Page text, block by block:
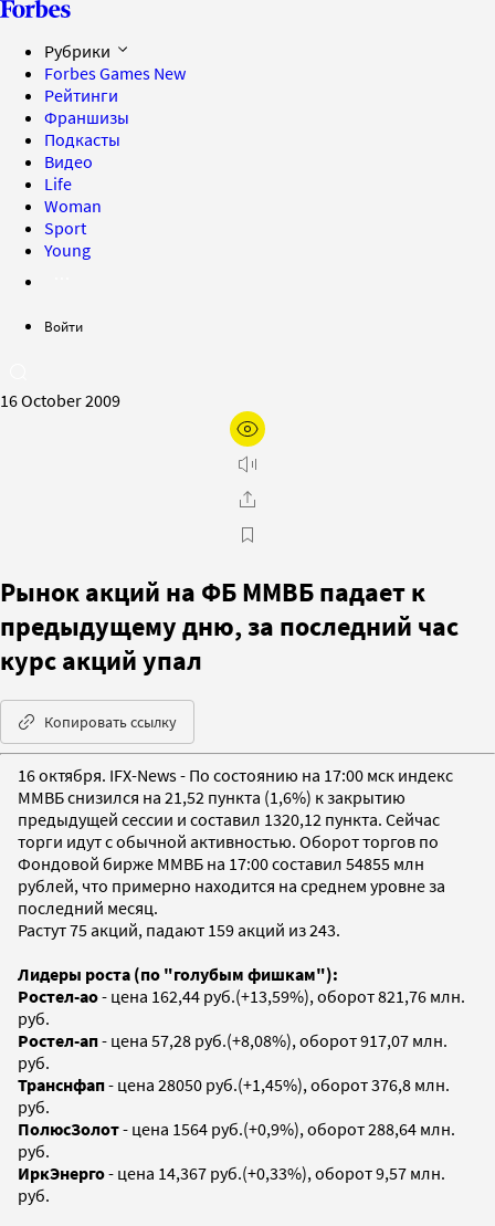
Рубрики
Forbes Games New
Рейтинги
Франшизы
Подкасты
Видео
Life
Woman
Sport
Young
Войти
16 October 2009
Рынок акций на ФБ ММВБ падает к
предыдущему дню, за последний час
курс акций упал
Копировать ссылку
16 октября. IFX-News - По состоянию на 17:00 мск индекс
ММВБ снизился на 21,52 пункта (1,6%) к закрытию
предыдущей сессии и составил 1320,12 пункта. Сейчас
торги идут с обычной активностью. Оборот торгов по
Фондовой бирже ММВБ на 17:00 составил 54855 млн
рублей, что примерно находится на среднем уровне за
последний месяц.
Растут 75 акций, падают 159 акций из 243.
Лидеры роста (по "голубым фишкам"):
Ростел-ао- цена 162,44 руб.(+13,59%), оборот 821,76 млн.
руб.
Ростел-ап- цена 57,28 руб.(+8,08%), оборот 917,07 млн.
руб.
Транснфап- цена 28050 руб.(+1,45%), оборот 376,8 млн.
руб.
ПолюсЗолот- цена 1564 руб.(+0,9%), оборот 288,64 млн.
руб.
ИркЭнерго- цена 14,367 руб.(+0,33%), оборот 9,57 млн.
руб.